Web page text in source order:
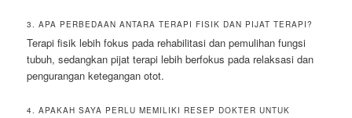
3. APA PERBEDAAN ANTARA TERAPI FISIK DAN PIJAT TERAPI?
Terapi fisik lebih fokus pada rehabilitasi dan pemulihan fungsi
tubuh, sedangkan pijat terapi lebih berfokus pada relaksasi dan
pengurangan ketegangan otot.
4. APAKAH SAYA PERLU MEMILIKI RESEP DOKTER UNTUK